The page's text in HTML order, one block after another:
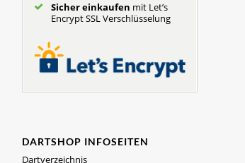
Sicher einkaufen mit Let’s
Encrypt SSL Verschlüsselung
DARTSHOP INFOSEITEN
Dartverzeichnis